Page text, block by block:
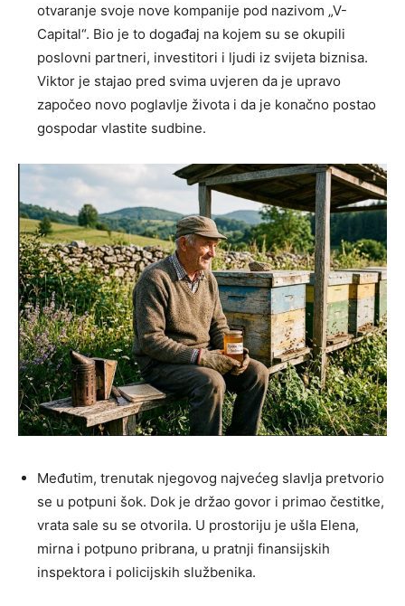
otvaranje svoje nove kompanije pod nazivom „V-
Capital“. Bio je to događaj na kojem su se okupili
poslovni partneri, investitori i ljudi iz svijeta biznisa.
Viktor je stajao pred svima uvjeren da je upravo
započeo novo poglavlje života i da je konačno postao
gospodar vlastite sudbine.
Međutim, trenutak njegovog najvećeg slavlja pretvorio
se u potpuni šok. Dok je držao govor i primao čestitke,
vrata sale su se otvorila. U prostoriju je ušla Elena,
mirna i potpuno pribrana, u pratnji finansijskih
inspektora i policijskih službenika.